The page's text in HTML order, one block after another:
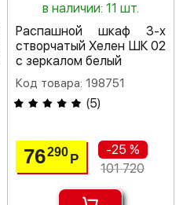
в наличии: 11 шт.
Распашной шкаф 3-х
створчатый Хелен ШК 02
с зеркалом белый
Код товара: 198751
(5)
76290 Р
-25 %
101 720